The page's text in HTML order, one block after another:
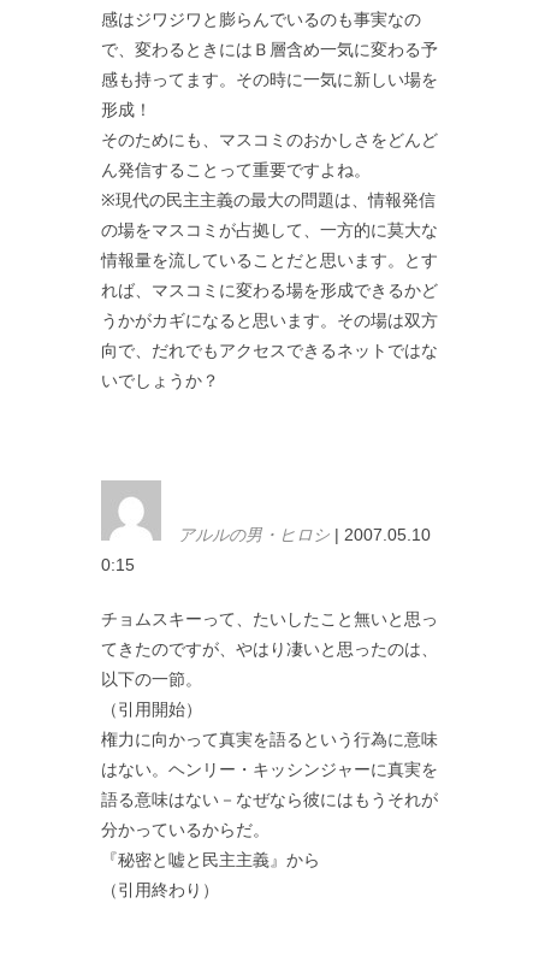
感はジワジワと膨らんでいるのも事実なの
で、変わるときにはＢ層含め一気に変わる予
感も持ってます。その時に一気に新しい場を
形成！
そのためにも、マスコミのおかしさをどんど
ん発信することって重要ですよね。
※現代の民主主義の最大の問題は、情報発信
の場をマスコミが占拠して、一方的に莫大な
情報量を流していることだと思います。とす
れば、マスコミに変わる場を形成できるかど
うかがカギになると思います。その場は双方
向で、だれでもアクセスできるネットではな
いでしょうか？
アルルの男・ヒロシ | 2007.05.10
0:15
チョムスキーって、たいしたこと無いと思っ
てきたのですが、やはり凄いと思ったのは、
以下の一節。
（引用開始）
権力に向かって真実を語るという行為に意味
はない。ヘンリー・キッシンジャーに真実を
語る意味はない－なぜなら彼にはもうそれが
分かっているからだ。
『秘密と嘘と民主主義』から
（引用終わり）